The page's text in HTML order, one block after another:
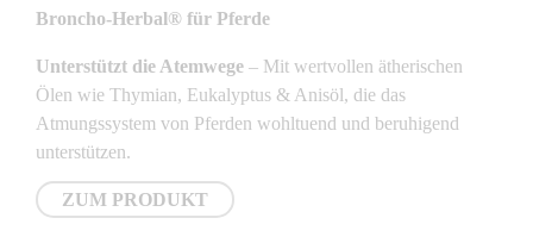
Broncho-Herbal® für Pferde
Unterstützt die Atemwege – Mit wertvollen ätherischen
Ölen wie Thymian, Eukalyptus & Anisöl, die das
Atmungssystem von Pferden wohltuend und beruhigend
unterstützen.
ZUM PRODUKT